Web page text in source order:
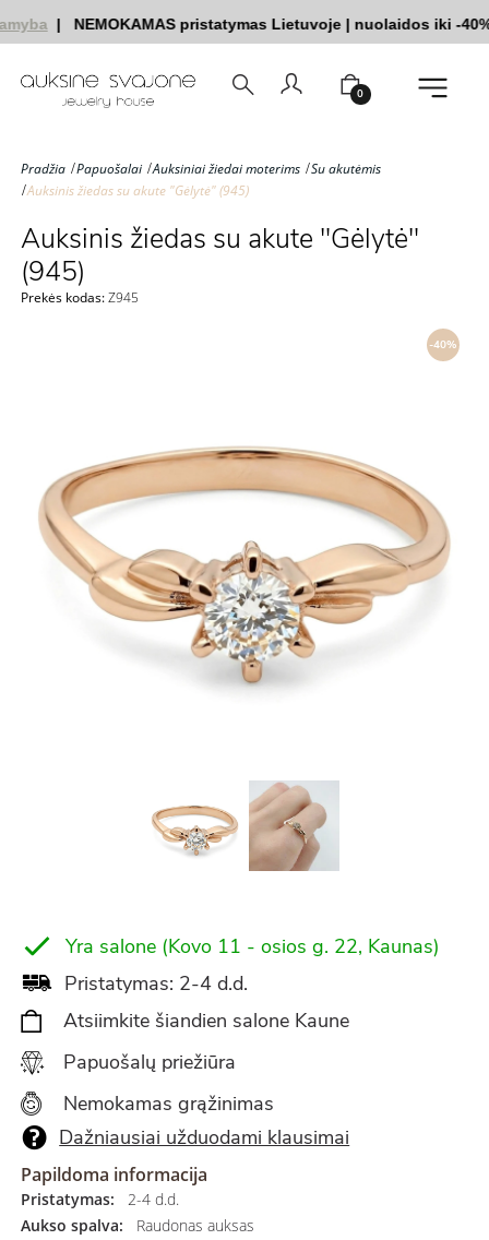
| NEMOKAMAS pristatymas Lietuvoje| nuolaidos iki -40%
0
Pradžia Papuošalai Auksiniai žiedai moterims
Su akutėmis
Auksinis žiedas su akute "Gėlytė" (945)
Auksinis žiedas su akute "Gėlytė"
(945)
Prekės kodas:Z945
-40%
Yra salone (Kovo 11 - osios g. 22, Kaunas)
Pristatymas: 2-4 d.d.
Atsiimkite šiandien salone Kaune
Papuošalų priežiūra
Nemokamas grąžinimas
Dažniausiai užduodami klausimai
Papildoma informacija
Pristatymas:
2-4 d.d.
Aukso spalva:
Raudonas auksas